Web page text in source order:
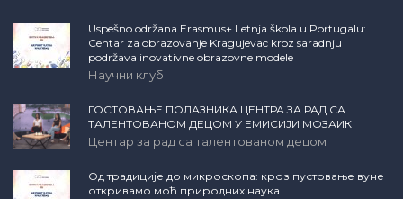
Uspešno održana Erasmus+ Letnja škola u Portugalu:
Centar za obrazovanje Kragujevac kroz saradnju
podržava inovativne obrazovne modele
Научни клуб
ГОСТОВАЊЕ ПОЛАЗНИКА ЦЕНТРА ЗА РАД СА
ТАЛЕНТОВАНОМ ДЕЦОМ У ЕМИСИЈИ МОЗАИК
Центар за рад са талентованом децом
Од традиције до микроскопа: кроз пустовање вуне
откривамо моћ природних наука